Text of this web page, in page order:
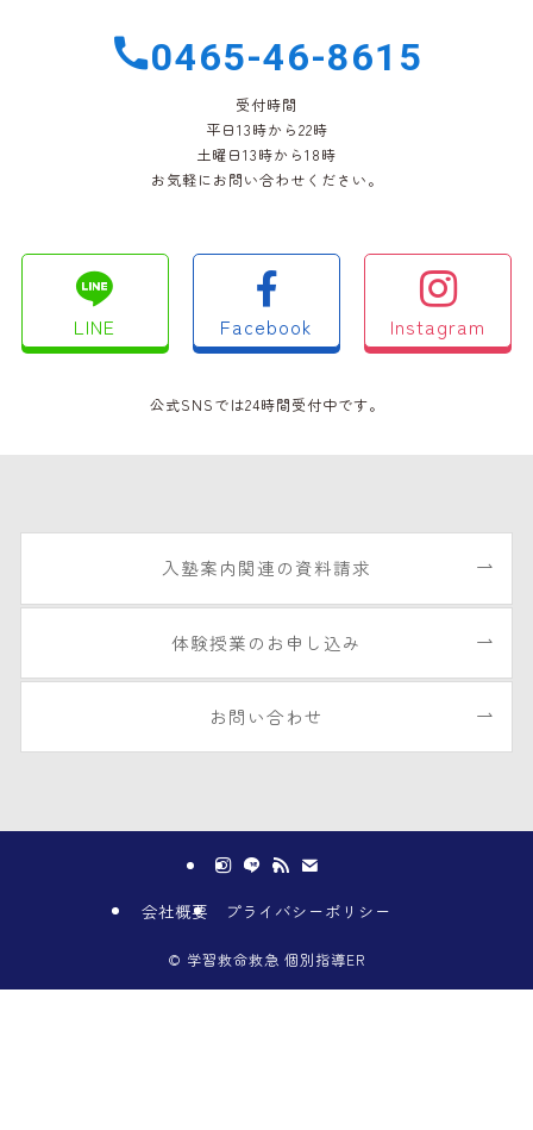
0465-46-8615
受付時間
平日13時から22時
土曜日13時から18時
お気軽にお問い合わせください。
LINE Facebook Instagram
公式SNSでは24時間受付中です。
入塾案内関連の資料請求
体験授業のお申し込み
お問い合わせ
会社概要 プライバシーポリシー
© 学習救命救急 個別指導ER